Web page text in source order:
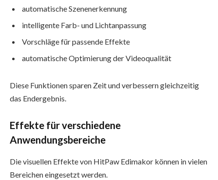
automatische Szenenerkennung
intelligente Farb- und Lichtanpassung
Vorschläge für passende Effekte
automatische Optimierung der Videoqualität
Diese Funktionen sparen Zeit und verbessern gleichzeitig
das Endergebnis.
Effekte für verschiedene
Anwendungsbereiche
Die visuellen Effekte von HitPaw Edimakor können in vielen
Bereichen eingesetzt werden.